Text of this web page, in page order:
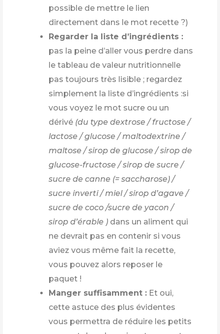
possible de mettre le lien
directement dans le mot recette ?)
Regarder la liste d’ingrédients :
pas la peine d’aller vous perdre dans
le tableau de valeur nutritionnelle
pas toujours très lisible ; regardez
simplement la liste d’ingrédients :si
vous voyez le mot sucre ou un
dérivé (du type dextrose / fructose /
lactose / glucose / maltodextrine /
maltose / sirop de glucose / sirop de
glucose-fructose / sirop de sucre /
sucre de canne (= saccharose) /
sucre inverti / miel / sirop d’agave /
sucre de coco /sucre de yacon /
sirop d’érable )dans un aliment qui
ne devrait pas en contenir si vous
aviez vous même fait la recette,
vous pouvez alors reposer le
paquet !
Manger suffisamment :Et oui,
cette astuce des plus évidentes
vous permettra de réduire les petits